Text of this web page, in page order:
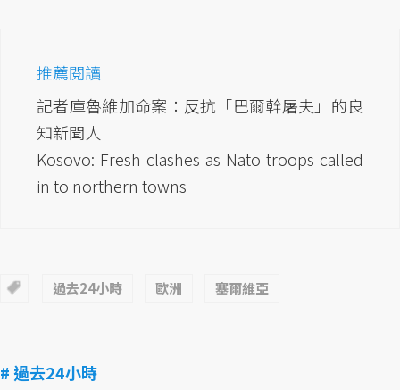
推薦閱讀
記者庫魯維加命案：反抗「巴爾幹屠夫」的良
知新聞人
Kosovo: Fresh clashes as Nato troops called
in to northern towns
過去24小時 歐洲 塞爾維亞
# 過去24小時